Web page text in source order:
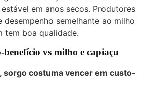
em anos secos. Produtores
desempenho semelhante ao milho
tem boa qualidade.
benefício vs milho e capiaçu
sorgo costuma vencer em custo-